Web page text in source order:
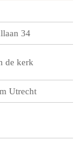
34
de kerk
Utrecht